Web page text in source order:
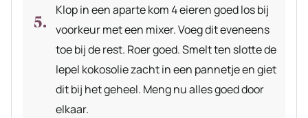
Klop in een aparte kom 4 eieren goed los bij
voorkeur met een mixer. Voeg dit eveneens
toe bij de rest. Roer goed. Smelt ten slotte de
lepel kokosolie zacht in een pannetje en giet
dit bij het geheel. Meng nu alles goed door
elkaar.